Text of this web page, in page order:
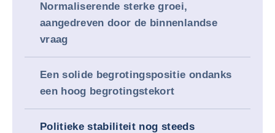
Normaliserende sterke groei,
aangedreven door de binnenlandse
vraag
Een solide begrotingspositie ondanks
een hoog begrotingstekort
Politieke stabiliteit nog steeds